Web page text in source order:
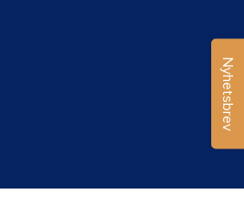
Nyhetsbrev